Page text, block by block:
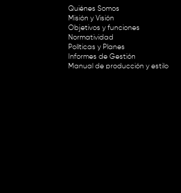
Quiénes Somos
Misión y Visión
Objetivos y funciones
Normatividad
Políticas y Planes
Informes de Gestión
Manual de producción y estilo